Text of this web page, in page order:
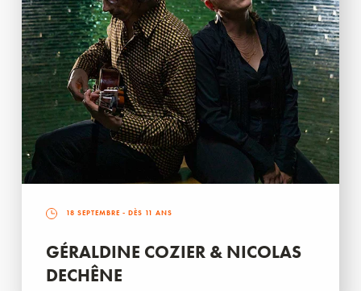
18 SEPTEMBRE - DÈS 11 ANS
GÉRALDINE COZIER & NICOLAS
DECHÊNE